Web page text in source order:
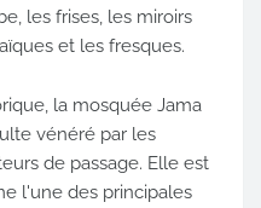
les frises, les miroirs
et les fresques.
la mosquée Jama
vénéré par les
de passage. Elle est
l'une des principales